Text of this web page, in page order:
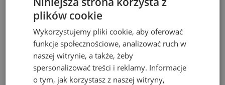
zastosowaniach.
• Zaprojektowano z myślą o prostej, inteligentnej
Wyświetlacz wag PX posiada drugi wiersz, który
plików cookie
Wykorzystujemy pliki cookie, aby oferować
funkcje społecznościowe, analizować ruch w
naszej witrynie, a także, żeby
spersonalizować treści i reklamy. Informacje
o tym, jak korzystasz z naszej witryny,